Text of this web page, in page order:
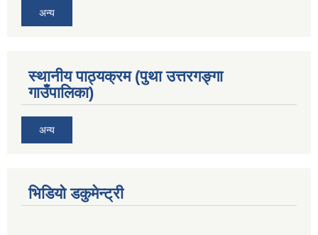
अन्य
स्थानीय पाठ्यक्रम (पुथा उत्तरगङ्गा
गाउँपालिका)
अन्य
भिडियो डकुमेन्ट्री